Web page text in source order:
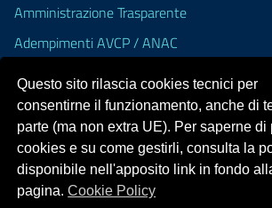
Amministrazione Trasparente
Adempimenti AVCP / ANAC
Dichiarazione di accessibilità
Portale realizzato con la piattaforma
Questo sito rilascia cookies tecnici per
consentirne il funzionamento, anche di
parte (ma non extra UE). Per saperne di
cookies e su come gestirli, consulta la
disponibile nell'apposito link in fondo
pagina.Cookie Policy